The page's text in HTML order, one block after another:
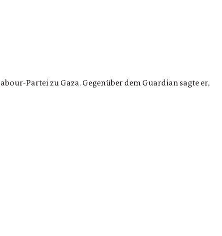
Partei zu Gaza. Gegenüber dem Guardian sagte er,